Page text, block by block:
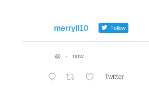
merryll10 Follow
@ · now
Twitter